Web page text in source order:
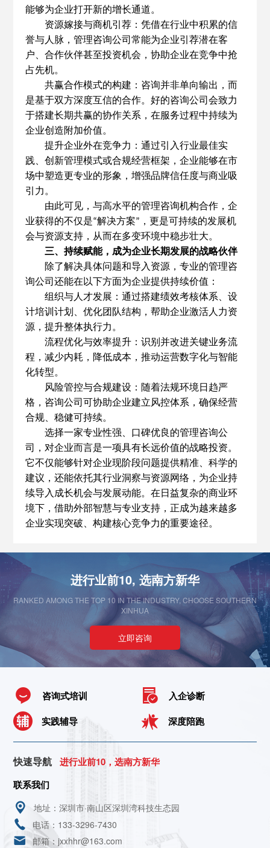
能够为企业打开新的增长通道。
资源嫁接与商机引荐：凭借在行业中积累的信
誉与人脉，管理咨询公司常能为企业引荐潜在客
户、合作伙伴甚至投资机会，协助企业在竞争中抢
占先机。
共赢合作模式的构建：咨询并非单向输出，而
是基于双方深度互信的合作。好的咨询公司会致力
于搭建长期共赢的协作关系，在服务过程中持续为
企业创造附加价值。
提升企业外在竞争力：通过引入行业最佳实
践、创新管理模式或合规经营框架，企业能够在市
场中塑造更专业的形象，增强品牌信任度与商业吸
引力。
由此可见，与高水平的管理咨询机构合作，企
业获得的不仅是“解决方案” ，更是可持续的发展机
会与资源支持，从而在多变环境中稳步壮大。
三、持续赋能，成为企业长期发展的战略伙伴
除了解决具体问题和导入资源，专业的管理咨
询公司还能在以下方面为企业提供持续价值：
组织与人才发展：通过搭建绩效考核体系、设
计培训计划、优化团队结构，帮助企业激活人力资
源，提升整体执行力。
流程优化与效率提升：识别并改进关键业务流
程，减少内耗，降低成本，推动运营数字化与智能
化转型。
风险管控与合规建设：随着法规环境日趋严
格，咨询公司可协助企业建立风控体系，确保经营
合规、稳健可持续。
选择一家专业性强、口碑优良的管理咨询公
司，对企业而言是一项具有长远价值的战略投资。
它不仅能够针对企业现阶段问题提供精准、科学的
建议，还能依托其行业洞察与资源网络，为企业持
续导入成长机会与发展动能。在日益复杂的商业环
境下，借助外部智慧与专业支持，正成为越来越多
企业实现突破、构建核心竞争力的重要途径。
进行业前10, 选南方新华
RANKED AMONG THE TOP 10 IN THE INDUSTRY, CHOOSE SOUTHERN
XINHUA
立即咨询
咨询式培训
入企诊断
实践辅导
深度陪跑
快速导航
进行业前10，选南方新华
联系我们
地址：深圳市·南山区深圳湾科技生态园
电话：133-3296-7430
邮箱：jxxhhr@163.com